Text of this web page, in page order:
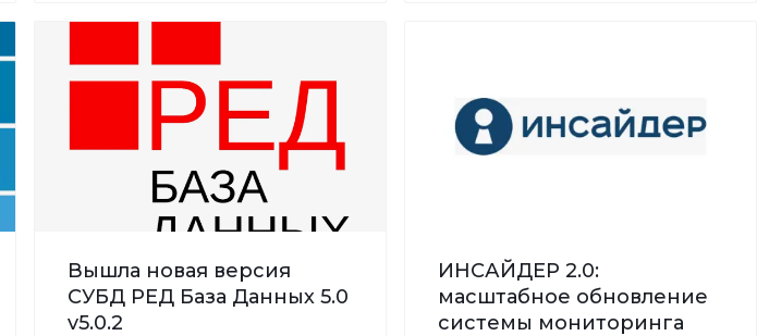
Вышла новая версия
СУБД РЕД База Данных 5.0
v5.0.2
ИНСАЙДЕР 2.0:
масштабное обновление
системы мониторинга